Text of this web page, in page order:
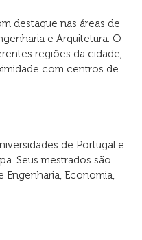
destaque nas áreas de
e Arquitetura. O
regiões da cidade,
com centros de
de Portugal e
Seus mestrados são
Economia,